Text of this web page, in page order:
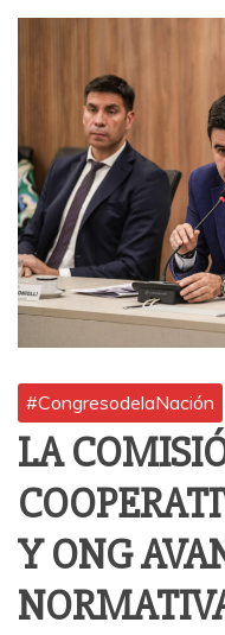
#CongresodelaNación
LA
Y ONG